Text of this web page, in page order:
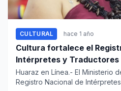
CULTURAL hace 1 año
Cultura fortalece el
Intérpretes y Traductores
Indígenas
Huaraz en Línea.- El Ministerio
Registro Nacional de